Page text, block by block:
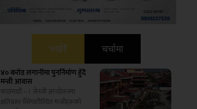
भर्खरै चर्चामा
४० करोड लगानीमा पुनर्निर्माण हुँदै
मन्त्री आवास
काठमाडौं – । जेनजी आन्दोलनमा
क्षतिग्रस्त भैँसेपाटीस्थित मन्त्रीहरूको